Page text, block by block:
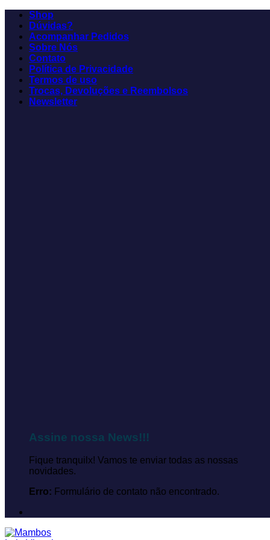
Shop
Dúvidas?
Acompanhar Pedidos
Sobre Nós
Contato
Política de Privacidade
Termos de uso
Trocas, Devoluções e Reembolsos
Newsletter
Assine nossa News!!!
Fique tranquilx! Vamos te enviar todas as nossas
novidades.
Erro: Formulário de contato não encontrado.